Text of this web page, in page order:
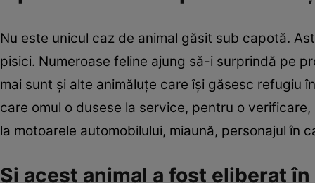
Nu este unicul caz de animal găsit sub capotă.
pisici. Numeroase feline ajung să-i surprindă pe
mai sunt și alte animăluțe care își găsesc refugiu
care omul o dusese la service, pentru o
la motoarele automobilului, miaună, personajul în
Și acest animal a fost eliberat